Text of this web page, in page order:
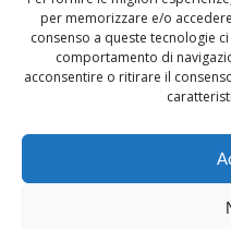
per memorizzare e/o
consenso a queste tecnologie
comportamento di
acconsentire o ritirare il
+39